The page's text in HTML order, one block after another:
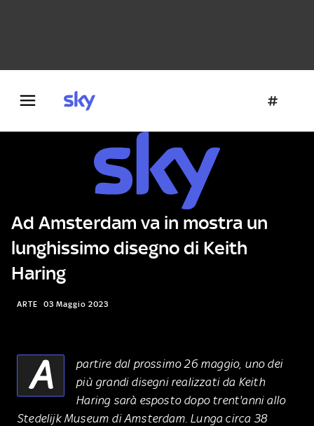
Ad Amsterdam va in mostra un
lunghissimo disegno di Keith
Haring
ARTE 03 Maggio 2023
A
partire dal prossimo 26 maggio, uno dei
più grandi disegni realizzati da Keith
Haring sarà esposto dopo trent'anni allo
Stedelijk Museum di Amsterdam. Lunga circa 38